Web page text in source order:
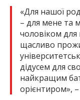
«Для нашої
– для мене та
чоловіком для
щасливо
дідусем для
найкращим
орієнтиром»,